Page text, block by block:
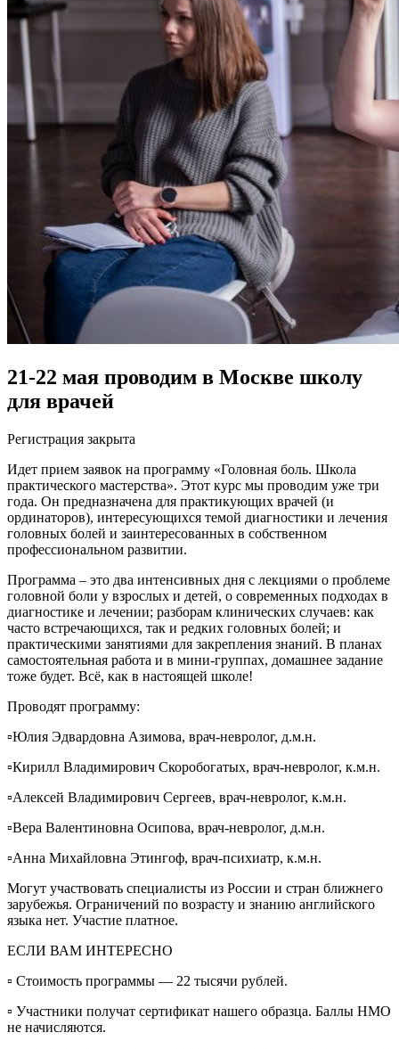
21-22 мая проводим в Москве школу
для врачей
Регистрация закрыта
Идет прием заявок на программу «Головная боль. Школа
практического мастерства». Этот курс мы проводим уже три
года. Он предназначена для практикующих врачей (и
ординаторов), интересующихся темой диагностики и лечения
головных болей и заинтересованных в собственном
профессиональном развитии.
Программа – это два интенсивных дня с лекциями о проблеме
головной боли у взрослых и детей, о современных подходах в
диагностике и лечении; разборам клинических случаев: как
часто встречающихся, так и редких головных болей; и
практическими занятиями для закрепления знаний. В планах
самостоятельная работа и в мини-группах, домашнее задание
тоже будет. Всё, как в настоящей школе!
Проводят программу:
▫️Юлия Эдвардовна Азимова, врач-невролог, д.м.н.
▫️Кирилл Владимирович Скоробогатых, врач-невролог, к.м.н.
▫️Алексей Владимирович Сергеев, врач-невролог, к.м.н.
▫️Вера Валентиновна Осипова, врач-невролог, д.м.н.
▫️Анна Михайловна Этингоф, врач-психиатр, к.м.н.
Могут участвовать специалисты из России и стран ближнего
зарубежья. Ограничений по возрасту и знанию английского
языка нет. Участие платное.
ЕСЛИ ВАМ ИНТЕРЕСНО
▫️ Стоимость программы — 22 тысячи рублей.
▫️ Участники получат сертификат нашего образца. Баллы НМО
не начисляются.